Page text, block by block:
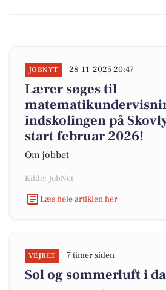
JOBNYT 28-11-2025 20:47
Lærer søges til
indskolingen på
start februar 2026!
Om jobbet
Kilde: JobNet
Læs hele artiklen her
VEJRET 7 timer siden
Sol og sommerluft i